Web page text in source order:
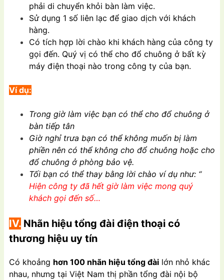
phải di chuyển khỏi bàn làm việc.
Sử dụng 1 số liên lạc để giao dịch với khách
hàng.
Có tích hợp lời chào khi khách hàng của công ty
gọi đến. Quý vị có thể cho đổ chuông ở bất kỳ
máy điện thoại nào trong công ty của bạn.
Ví dụ:
Trong giờ làm việc bạn có thể cho đổ chuông ở
bàn tiếp tân
Giờ nghỉ trưa bạn có thể không muốn bị làm
phiền nên có thể không cho đổ chuông hoặc cho
đổ chuông ở phòng bảo vệ.
Tối bạn có thể thay bằng lời chào ví dụ như: “
Hiện công ty đã hết giờ làm việc mong quý
khách gọi đến số…
IV. Nhãn hiệu tổng đài điện thoại có
thương hiệu uy tín
Có khoảng hơn 100 nhãn hiệu tổng đài lớn nhỏ khác
nhau, nhưng tại Việt Nam thị phần tổng đài nội bộ